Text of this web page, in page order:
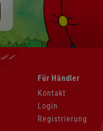
Navigation
überspringen
Für Händler
Kontakt
Login
Registrierung